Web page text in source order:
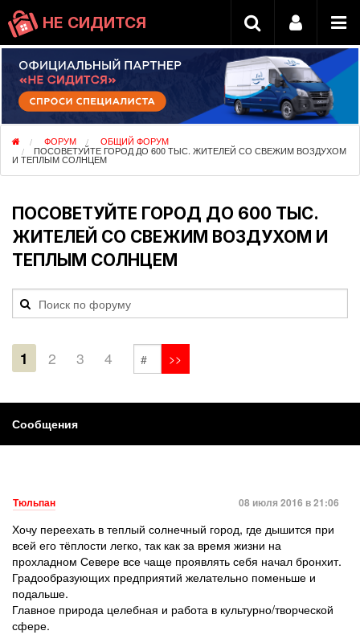
НЕ СИДИТСЯ
ФОРУМ ОБЩИЙ ФОРУМ
ПОСОВЕТУЙТЕ ГОРОД ДО 600 ТЫС. ЖИТЕЛЕЙ СО СВЕЖИМ ВОЗДУХОМ
И ТЕПЛЫМ СОЛНЦЕМ
ПОСОВЕТУЙТЕ ГОРОД ДО 600 ТЫС.
ЖИТЕЛЕЙ СО СВЕЖИМ ВОЗДУХОМ И
ТЕПЛЫМ СОЛНЦЕМ
1 2 3 4
Сообщения
Тюльпан 08 июля 2016 в 21:06
Хочу переехать в теплый солнечный город, где дышится при
всей его тёплости легко, так как за время жизни на
прохладном Севере все чаще проявлять себя начал бронхит.
Градообразующих предприятий желательно поменьше и
подальше.
Главное природа целебная и работа в культурно/творческой
сфере.